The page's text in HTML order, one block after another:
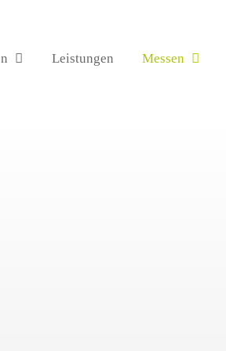
Leistungen Messen